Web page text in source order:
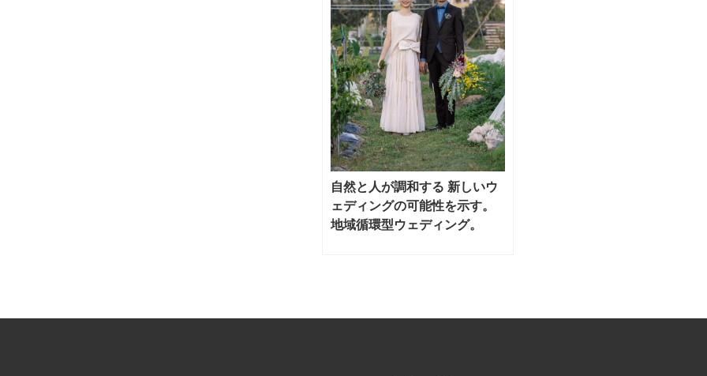
自然と人が調和する 新しいウ
ェディングの可能性を示す。
地域循環型ウェディング。